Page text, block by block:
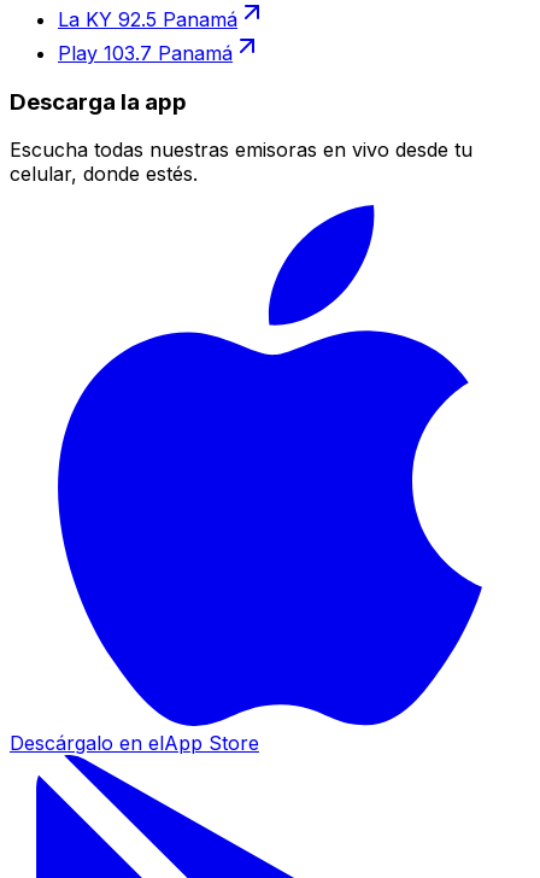
La KY 92.5 Panamá
Play 103.7 Panamá
Descarga la app
Escucha todas nuestras emisoras en vivo desde tu
celular, donde estés.
Descárgalo en elApp Store